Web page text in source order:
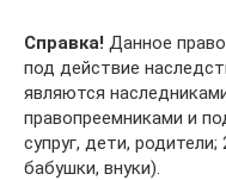
Справка! Данное
под действие
являются
правопреемниками и
супруг, дети,
бабушки, внуки).